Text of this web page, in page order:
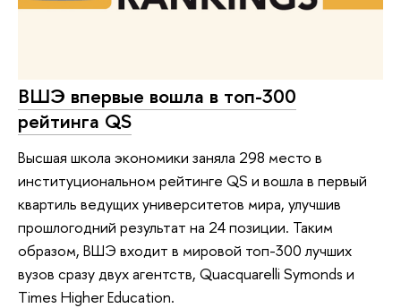
ВШЭ впервые вошла в топ-300
рейтинга QS
Высшая школа экономики заняла 298 место в
институциональном рейтинге QS и вошла в первый
квартиль ведущих университетов мира, улучшив
прошлогодний результат на 24 позиции. Таким
образом, ВШЭ входит в мировой топ-300 лучших
вузов сразу двух агентств, Quacquarelli Symonds и
Times Higher Education.